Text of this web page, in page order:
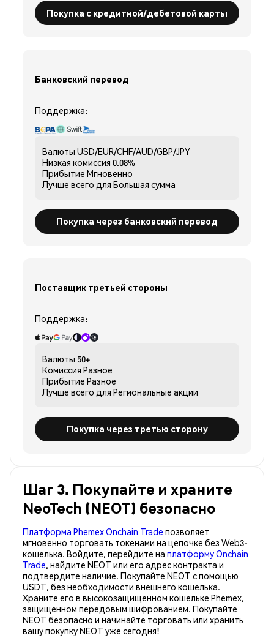
Покупка с кредитной/дебетовой карты
Банковский перевод
Поддержка:
Валюты USD/EUR/CHF/AUD/GBP/JPY
Низкая комиссия 0.08%
Прибытие Мгновенно
Лучше всего для Большая сумма
Покупка через банковский перевод
Поставщик третьей стороны
Поддержка:
Валюты 50+
Комиссия Разное
Прибытие Разное
Лучше всего для Региональные акции
Покупка через третью сторону
Шаг 3. Покупайте и храните
NeoTech (NEOT) безопасно
Платформа Phemex Onchain Trade позволяет
мгновенно торговать токенами на цепочке без Web3-
кошелька. Войдите, перейдите на платформу Onchain
Trade, найдите NEOT или его адрес контракта и
подтвердите наличие. Покупайте NEOT с помощью
USDT, без необходимости внешнего кошелька.
Храните его в высокозащищенном кошельке Phemex,
защищенном передовым шифрованием. Покупайте
NEOT безопасно и начинайте торговать или хранить
вашу покупку NEOT уже сегодня!